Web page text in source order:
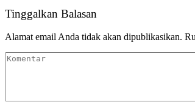
Tinggalkan Balasan
Alamat email Anda tidak akan dipublikasikan.